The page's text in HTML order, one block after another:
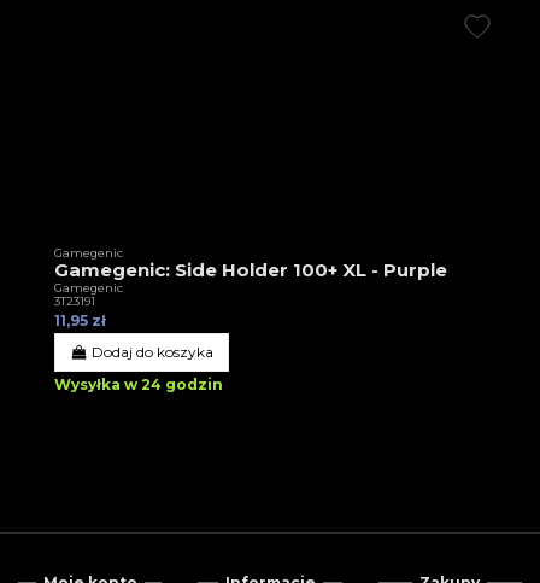
Gamegenic
Gamegenic: Side Holder 100+ XL - Purple
Gamegenic
3T23191
11,95 zł
Dodaj do koszyka
Wysyłka w 24 godzin